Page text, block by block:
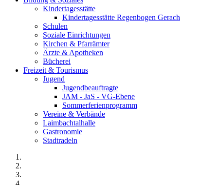
Kindertagesstätte
Kindertagesstätte Regenbogen Gerach
Schulen
Soziale Einrichtungen
Kirchen & Pfarrämter
Ärzte & Apotheken
Bücherei
Freizeit & Tourismus
Jugend
Jugendbeauftragte
JAM - JaS - VG-Ebene
Sommerferienprogramm
Vereine & Verbände
Laimbachtalhalle
Gastronomie
Stadtradeln